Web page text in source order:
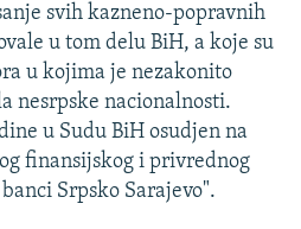
svih kazneno-popravnih
u tom delu BiH, a koje su
u kojima je nezakonito
nesrpske nacionalnosti.
u Sudu BiH osudjen na
finansijskog i privrednog
Srpsko Sarajevo".